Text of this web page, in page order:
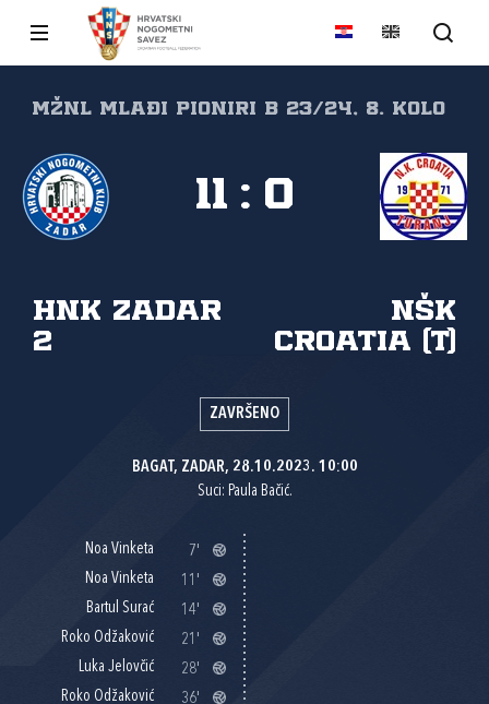
MŽNL MLAĐI PIONIRI B 23/24, 8. kolo
HNK Zadar
2
NŠK
Croatia (T)
11 : 0
ZAVRŠENO
BAGAT, ZADAR, 28.10.2023. 10:00
Suci: Paula Bačić.
Noa Vinketa
7'
Noa Vinketa
11'
Bartul Surać
14'
Roko Odžaković
21'
Luka Jelovčić
28'
Roko Odžaković
36'